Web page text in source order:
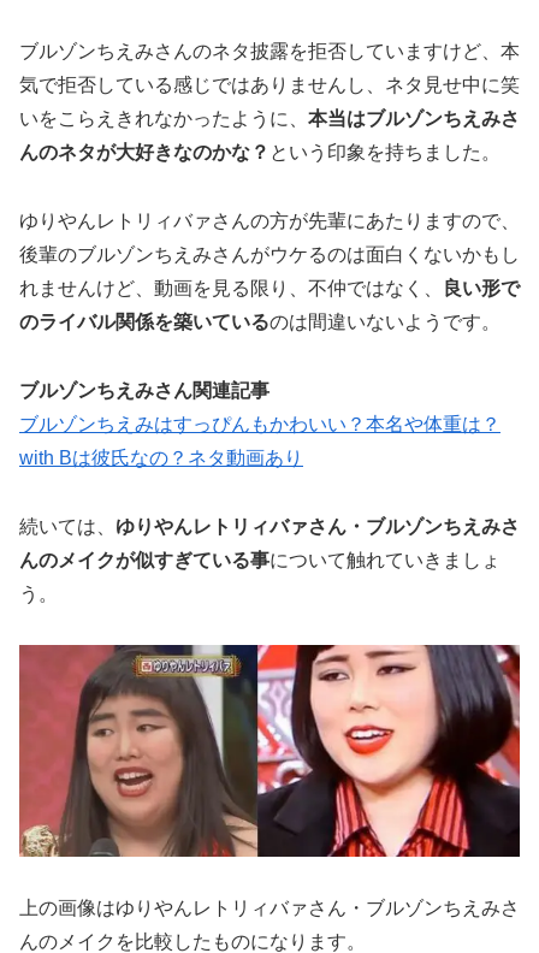
ブルゾンちえみさんのネタ披露を拒否していますけど、本
気で拒否している感じではありませんし、ネタ見せ中に笑
いをこらえきれなかったように、 本当はブルゾンちえみさ
んのネタが大好きなのかな？ という印象を持ちました。
ゆりやんレトリィバァさんの方が先輩にあたりますので、
後輩のブルゾンちえみさんがウケるのは面白くないかもし
れませんけど、動画を見る限り、不仲ではなく、
良い形で
のライバル関係を築いているのは間違いないようです。
ブルゾンちえみさん関連記事
ブルゾンちえみはすっぴんもかわいい？本名や体重は？
with Bは彼氏なの？ネタ動画あり
続いては、 ゆりやんレトリィバァさん・ブルゾンちえみさ
んのメイクが似すぎている事について触れていきましょ
う。
上の画像はゆりやんレトリィバァさん・ブルゾンちえみさ
んのメイクを比較したものになります。